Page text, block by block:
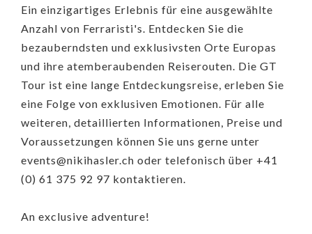
Ein einzigartiges Erlebnis für eine ausgewählte
Anzahl von Ferraristi's. Entdecken Sie die
bezauberndsten und exklusivsten Orte Europas
und ihre atemberaubenden Reiserouten. Die GT
Tour ist eine lange Entdeckungsreise, erleben Sie
eine Folge von exklusiven Emotionen. Für alle
weiteren, detaillierten Informationen, Preise und
Voraussetzungen können Sie uns gerne unter
events@nikihasler.ch oder telefonisch über +41
(0) 61 375 92 97 kontaktieren.
An exclusive adventure!